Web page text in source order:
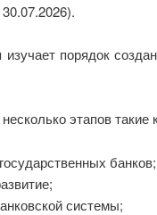
порядок
этапов такие
банков;
системы;